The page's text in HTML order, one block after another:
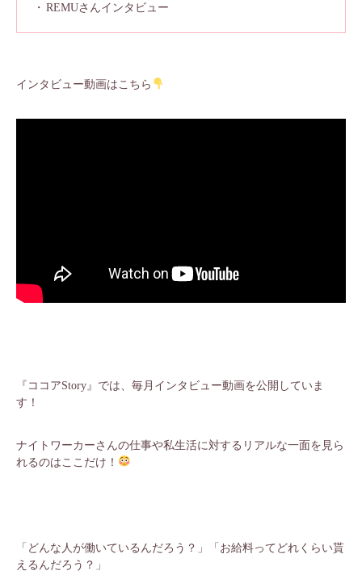
REMUさんインタビュー
インタビュー動画はこちら
『ココアStory』では、毎月インタビュー動画を公開していま
す！
ナイトワーカーさんの仕事や私生活に対するリアルな一面を見ら
れるのはここだけ！
「どんな人が働いているんだろう？」「お給料ってどれくらい貰
えるんだろう？」